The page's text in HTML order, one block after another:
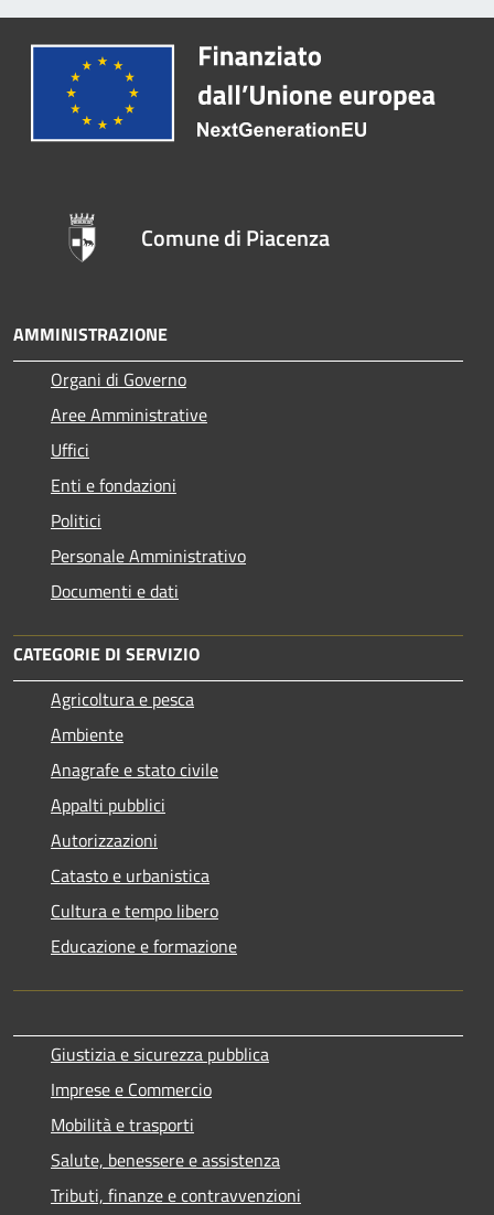
Comune di Piacenza
AMMINISTRAZIONE
Organi di Governo
Aree Amministrative
Uffici
Enti e fondazioni
Politici
Personale Amministrativo
Documenti e dati
CATEGORIE DI SERVIZIO
Agricoltura e pesca
Ambiente
Anagrafe e stato civile
Appalti pubblici
Autorizzazioni
Catasto e urbanistica
Cultura e tempo libero
Educazione e formazione
Giustizia e sicurezza pubblica
Imprese e Commercio
Mobilità e trasporti
Salute, benessere e assistenza
Tributi, finanze e contravvenzioni